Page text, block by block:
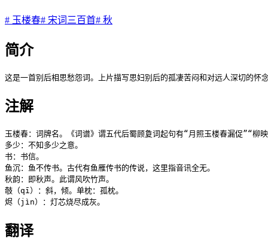
# 玉楼春# 宋词三百首# 秋
简介
这是一首别后相思愁怨词。上片描写思妇别后的孤凄苦闷和对远人深切的
注解
玉楼春：词牌名。《词谱》谓五代后蜀顾夐词起句有“月照玉楼春漏促”“
多少：不知多少之意。
书：书信。
鱼沉：鱼不传书。古代有鱼雁传书的传说，这里指音讯全无。
秋韵：即秋声。此谓风吹竹声。
攲（qī）：斜，倾。单枕：孤枕。
烬（jìn）：灯芯烧尽成灰。
翻译